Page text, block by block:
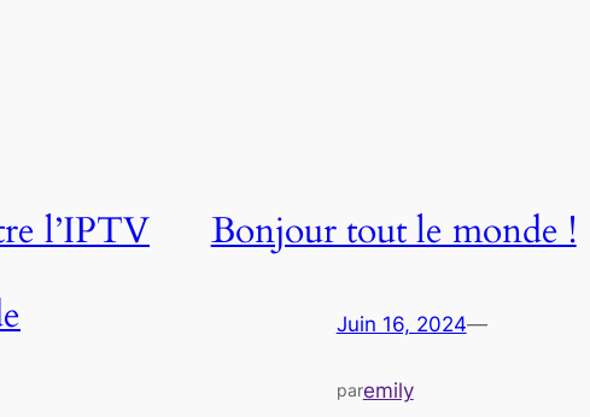
l’IPTV
Bonjour tout le monde !
Juin 16, 2024—
paremily